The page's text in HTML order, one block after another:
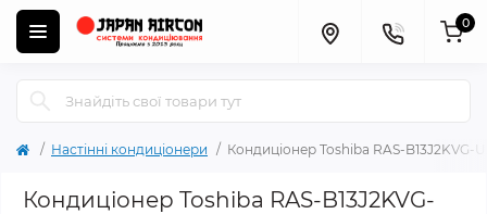
0
Настінні кондиціонери Кондиціонер Toshiba RAS-B13J2KVG-
Кондиціонер Toshiba RAS-B13J2KVG-